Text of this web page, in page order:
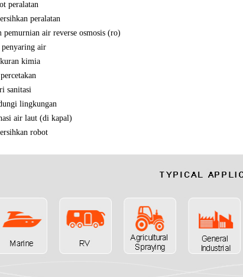
bertenaga baterai pompa
peralatan
peralatan
pemurnian air reverse osmosis (ro)
air
kimia
sanitasi
lingkungan
air laut (di kapal)
robot